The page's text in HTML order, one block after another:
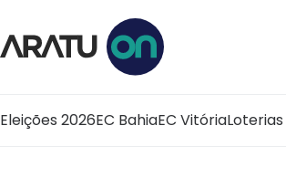
Eleições 2026EC BahiaEC VitóriaLoterias